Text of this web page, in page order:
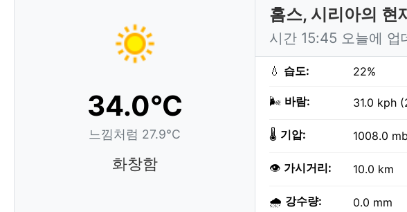
34.0°C
느낌처럼 27.9°C
화창함
홈스, 시리아의 현
시간 15:45 오늘에 업
💧 습도: 22%
🌬️ 바람: 31.0 kph
🌡️ 기압: 1008.0 mb
👁️ 가시거리: 10.0 km
🌧️ 강수량: 0.0 mm